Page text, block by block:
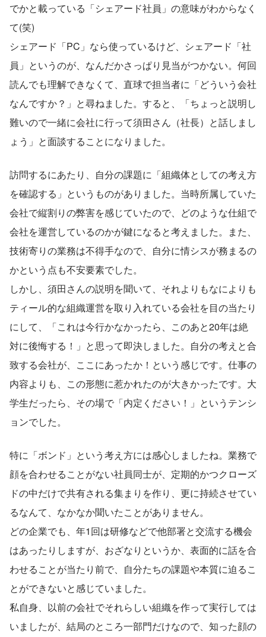
でかと載っている「シェアード社員」の意味がわからなく
て(笑)
シェアード「PC」なら使っているけど、シェアード「社
員」というのが、なんだかさっぱり見当がつかない。何回
読んでも理解できなくて、直球で担当者に「どういう会社
なんですか？」と尋ねました。すると、「ちょっと説明し
難いので一緒に会社に行って須田さん（社長）と話しまし
ょう」と面談することになりました。
訪問するにあたり、自分の課題に「組織体としての考え方
を確認する」というものがありました。当時所属していた
会社で縦割りの弊害を感じていたので、どのような仕組で
会社を運営しているのかが鍵になると考えました。また、
技術寄りの業務は不得手なので、自分に情シスが務まるの
かという点も不安要素でした。
しかし、須田さんの説明を聞いて、それよりもなによりも
ティール的な組織運営を取り入れている会社を目の当たり
にして、「これは今行かなかったら、このあと20年は絶
対に後悔する！」と思って即決しました。自分の考えと合
致する会社が、ここにあったか！という感じです。仕事の
内容よりも、この形態に惹かれたのが大きかったです。大
学生だったら、その場で「内定ください！」というテンシ
ョンでした。
特に「ボンド」という考え方には感心しましたね。業務で
顔を合わせることがない社員同士が、定期的かつクローズ
ドの中だけで共有される集まりを作り、更に持続させてい
るなんて、なかなか聞いたことがありません。
どの企業でも、年1回は研修などで他部署と交流する機会
はあったりしますが、おざなりというか、表面的に話を合
わせることが当たり前で、自分たちの課題や本質に迫るこ
とができないと感じていました。
私自身、以前の会社でそれらしい組織を作って実行しては
いましたが、結局のところ一部門だけなので、知った顔の